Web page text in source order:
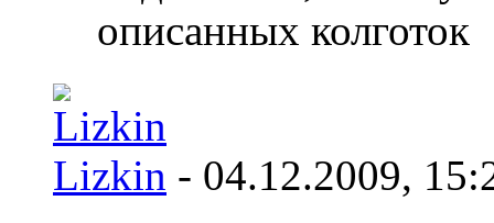
описанных колготок
Lizkin - 04.12.2009,